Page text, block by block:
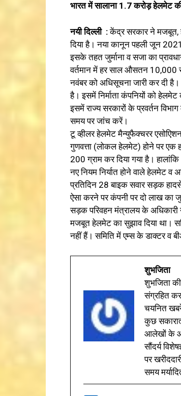
भारत में सालाना 1.7 करोड़ हेलमेट
नयी दिल्ली :केंद्र सरकार ने मजबूत,
दिया है। नया कानून पहली जून
इसके तहत जुर्माना व सजा का
वर्तमान में हर साल औसतन 10,000
नवंबर को अधिसूचना जारी कर दी
है। इसमें निर्माता कंपनियों को हेलमेट
इसमें राज्य सरकारों के प्रवर्तन
समय पर जांच करें।
टू व्हीलर हेलमेट मैन्युफैक्चरर
गुणवत्ता (लोकल हेलमेट) होने पर
200 ग्राम कर दिया गया है।
नए नियम निर्यात होने वाले हेलमेट
प्रतिदिन 28 बाइक सवार सड़क
ऐसा करने पर कंपनी पर दो लाख का
सड़क परिवहन मंत्रालय के अधिकारी
मजबूत हेलमेट का सुझाव दिया था।
नहीं हैं। समिति में एम्स के डाक्टर व
शुभजिता
शुभजिता
संग्रहित
चयनित
कुछ
आलेखों के
सौंदर्य
पर
समय